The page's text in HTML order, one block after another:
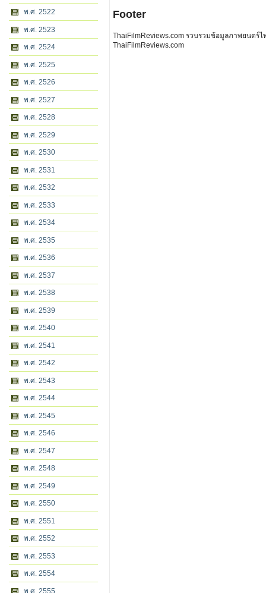
พ.ศ. 2522
พ.ศ. 2523
พ.ศ. 2524
พ.ศ. 2525
พ.ศ. 2526
พ.ศ. 2527
พ.ศ. 2528
พ.ศ. 2529
พ.ศ. 2530
พ.ศ. 2531
พ.ศ. 2532
พ.ศ. 2533
พ.ศ. 2534
พ.ศ. 2535
พ.ศ. 2536
พ.ศ. 2537
พ.ศ. 2538
พ.ศ. 2539
พ.ศ. 2540
พ.ศ. 2541
พ.ศ. 2542
พ.ศ. 2543
พ.ศ. 2544
พ.ศ. 2545
พ.ศ. 2546
พ.ศ. 2547
พ.ศ. 2548
พ.ศ. 2549
พ.ศ. 2550
พ.ศ. 2551
พ.ศ. 2552
พ.ศ. 2553
พ.ศ. 2554
พ.ศ. 2555
Footer
ThaiFilmReviews.com รวบรวมข้อมูลภาพยนตร์
ThaiFilmReviews.com